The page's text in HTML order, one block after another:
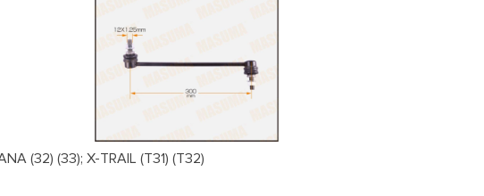
(32) (33); X-TRAIL (T31) (T32)